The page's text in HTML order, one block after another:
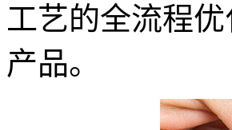
工艺的全流程
产品。